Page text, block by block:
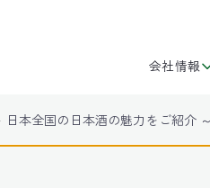
会社情報
日本全国の日本酒の魅力をご紹介